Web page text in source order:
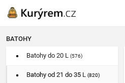
BATOHY
Batohy do 20 L (576)
Batohy od 21 do 35 L (820)